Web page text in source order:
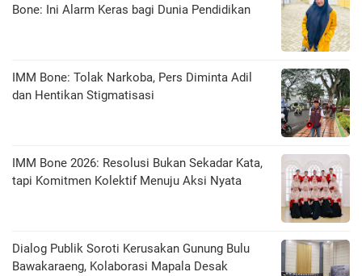
Bone: Ini Alarm Keras bagi Dunia Pendidikan
IMM Bone: Tolak Narkoba, Pers Diminta Adil
dan Hentikan Stigmatisasi
IMM Bone 2026: Resolusi Bukan Sekadar Kata,
tapi Komitmen Kolektif Menuju Aksi Nyata
Dialog Publik Soroti Kerusakan Gunung Bulu
Bawakaraeng, Kolaborasi Mapala Desak